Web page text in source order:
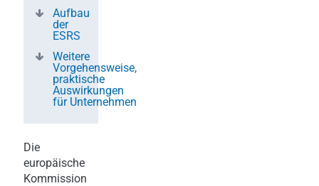
Aufbau
der
ESRS
Weitere
Vorgehensweise,
praktische
Auswirkungen
für Unternehmen
Die
europäische
Kommission